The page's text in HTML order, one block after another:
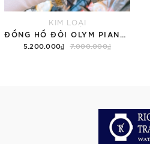
KIM LOẠI
5.200.000₫ 7.000.000₫